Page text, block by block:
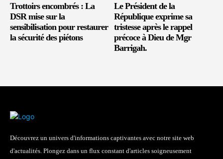
Trottoirs encombrés : La
DSR mise sur la
sensibilisation pour restaurer
la sécurité des piétons
Le Président de la
République exprime sa
tristesse après le rappel
précoce à Dieu de Mgr
Barrigah.
Découvrez un univers d'informations captivantes avec notre site web
d'actualités. Plongez dans un flux constant d'articles soigneusement